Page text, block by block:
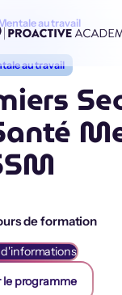
au travail
au travail
de formation
le programme